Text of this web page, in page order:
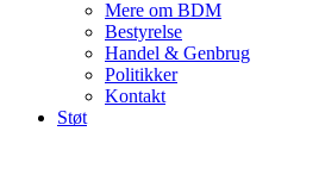
Mere om BDM
Bestyrelse
Handel & Genbrug
Politikker
Kontakt
Støt